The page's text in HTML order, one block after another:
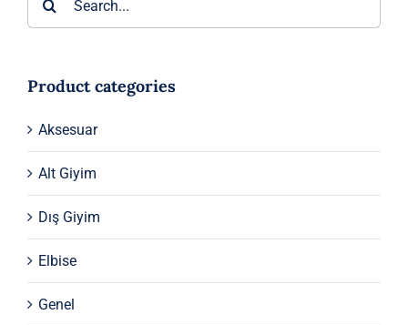
3.380 ₺.
Product categories
Aksesuar
Alt Giyim
Dış Giyim
Elbise
Genel